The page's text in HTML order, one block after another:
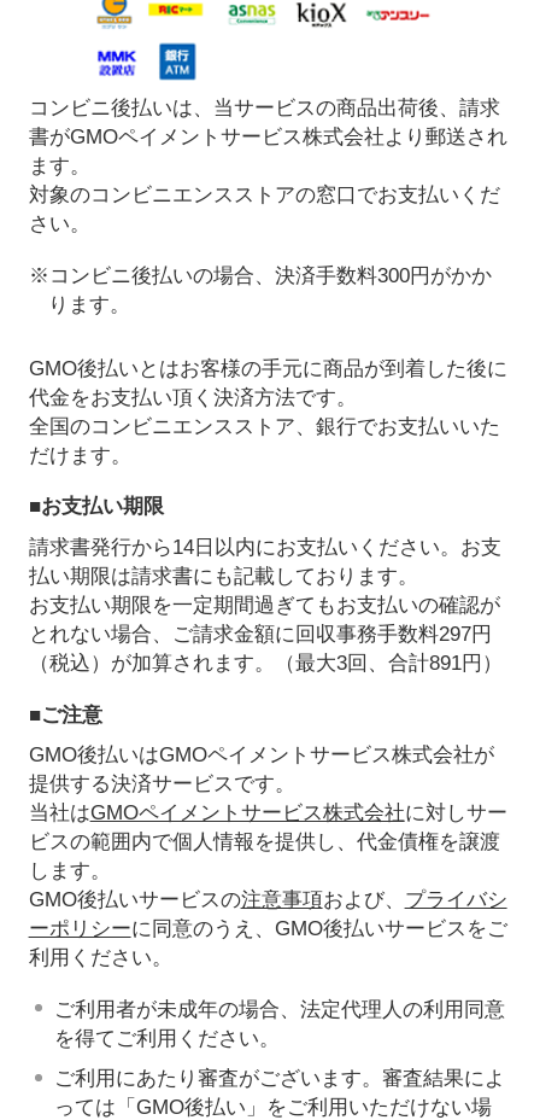
コンビニ後払いは、当サービスの商品出荷後、請求
書がGMOペイメントサービス株式会社より郵送され
ます。
対象のコンビニエンスストアの窓口でお支払いくだ
さい。
※コンビニ後払いの場合、決済手数料300円がかか
ります。
GMO後払いとはお客様の手元に商品が到着した後に
代金をお支払い頂く決済方法です。
全国のコンビニエンスストア、銀行でお支払いいた
だけます。
■お支払い期限
請求書発行から14日以内にお支払いください。お支
払い期限は請求書にも記載しております。
お支払い期限を一定期間過ぎてもお支払いの確認が
とれない場合、ご請求金額に回収事務手数料297円
（税込）が加算されます。（最大3回、合計891円）
■ご注意
GMO後払いはGMOペイメントサービス株式会社が
提供する決済サービスです。
当社はGMOペイメントサービス株式会社に対しサー
ビスの範囲内で個人情報を提供し、代金債権を譲渡
します。
GMO後払いサービスの注意事項および、 プライバシ
ーポリシーに同意のうえ、GMO後払いサービスをご
利用ください。
ご利用者が未成年の場合、法定代理人の利用同意
を得てご利用ください。
ご利用にあたり審査がございます。審査結果によ
っては「GMO後払い」をご利用いただけない場